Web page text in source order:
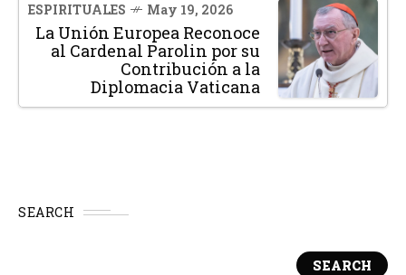
ESPIRITUALES May 19, 2026
La Unión Europea Reconoce
al Cardenal Parolin por su
Contribución a la
Diplomacia Vaticana
SEARCH
SEARCH